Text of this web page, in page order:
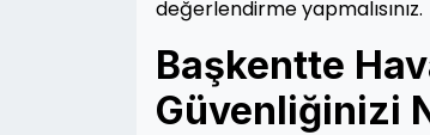
değerlendirme yapmalısınız.
Başkentte
Güvenliğinizi